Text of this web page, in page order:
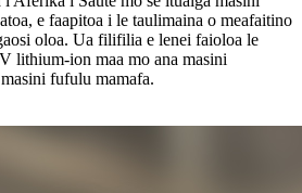
e faapitoa i le taulimaina o meafaitino
oloa. Ua filifilia e lenei faioloa le
lithium-ion maa mo ana masini
fufulu mamafa.